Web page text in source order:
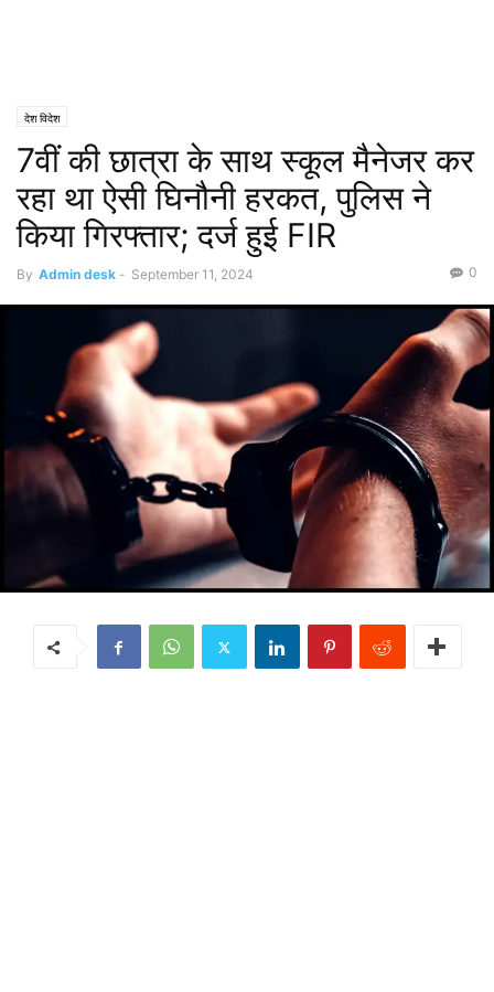
देश विदेश
7वीं की छात्रा के साथ स्कूल मैनेजर कर
रहा था ऐसी घिनौनी हरकत, पुलिस ने
किया गिरफ्तार; दर्ज हुई FIR
By Admin desk - September 11, 2024 0